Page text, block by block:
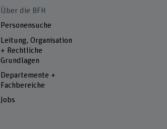
Über die BFH
Personensuche
Leitung, Organisation
+ Rechtliche
Grundlagen
Departemente +
Fachbereiche
Jobs